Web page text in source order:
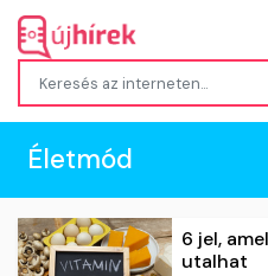
Életmód
6 jel,
utalhat